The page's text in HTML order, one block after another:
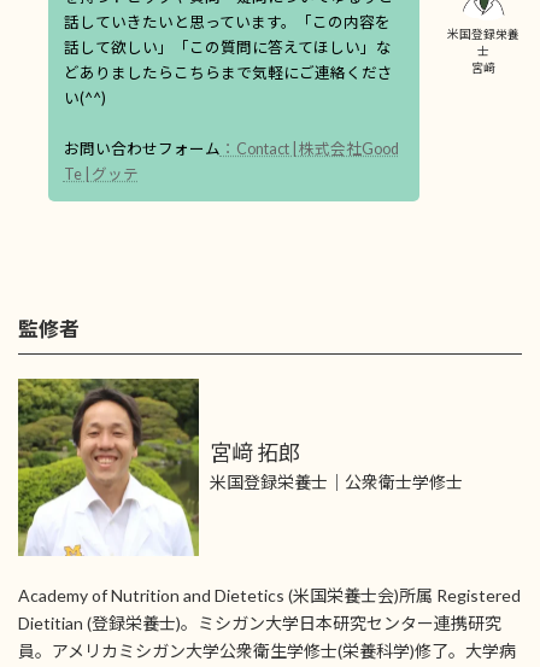
米国登録栄養
士
宮﨑
話していきたいと思っています。「この内容を
話して欲しい」「この質問に答えてほしい」な
どありましたらこちらまで気軽にご連絡くださ
い(^^)
お問い合わせフォーム ：Contact | 株式会社Good
Te | グッテ
監修者
宮﨑 拓郎
米国登録栄養士｜公衆衛士学修士
Academy of Nutrition and Dietetics (米国栄養士会)所属 Registered
Dietitian (登録栄養士)。ミシガン大学日本研究センター連携研究
員。アメリカミシガン大学公衆衛生学修士(栄養科学)修了。大学病